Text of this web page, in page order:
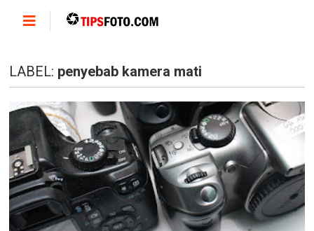
LABEL: penyebab kamera mati